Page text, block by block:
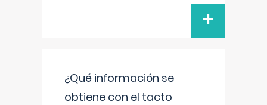
+
¿Qué información se
obtiene con el tacto